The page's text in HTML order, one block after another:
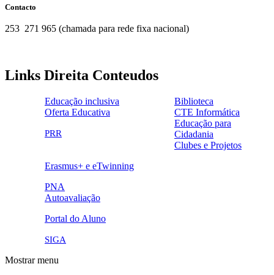
Contacto
253 271 965 (chamada para rede fixa nacional)
Links Direita Conteudos
ensinoinclusivo.png
Educação inclusiva
link1.png
Biblioteca
oferta_edu.png
Oferta Educativa
cte2.png
CTE Informática
selo_importancia_estrategica.png
PRR
logo_epc_2.png
Educação para
Cidadania
Clubes e Projetos
ue.png.png
Erasmus+ e eTwinning
pna.png
PNA
eye-42848_640.png
Autoavaliação
link4.png
Portal do Aluno
SIGA
Mostrar menu